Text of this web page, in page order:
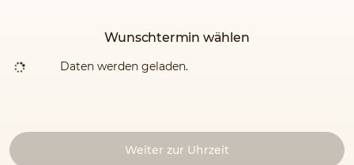
Wunschtermin wählen
Daten werden geladen.
Weiter zur Uhrzeit